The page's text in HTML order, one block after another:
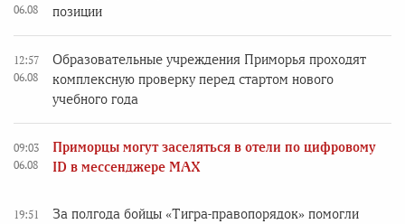
06.08
позиции
12:57
06.08
Образовательные учреждения Приморья проходят
комплексную проверку перед стартом нового
учебного года
09:03
06.08
Приморцы могут заселяться в отели по цифровому
ID в мессенджере MAX
19:51
За полгода бойцы «Тигра-правопорядок» помогли